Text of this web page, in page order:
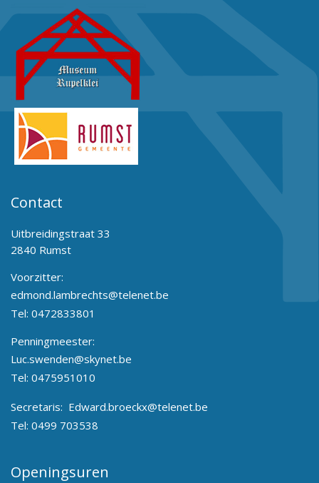
Contact
Uitbreidingstraat 33
2840 Rumst
Voorzitter:
edmond.lambrechts@telenet.be
Tel: 0472833801
Penningmeester:
Luc.swenden@skynet.be
Tel: 0475951010
Secretaris: Edward.broeckx@telenet.be
Tel: 0499 703538
Openingsuren